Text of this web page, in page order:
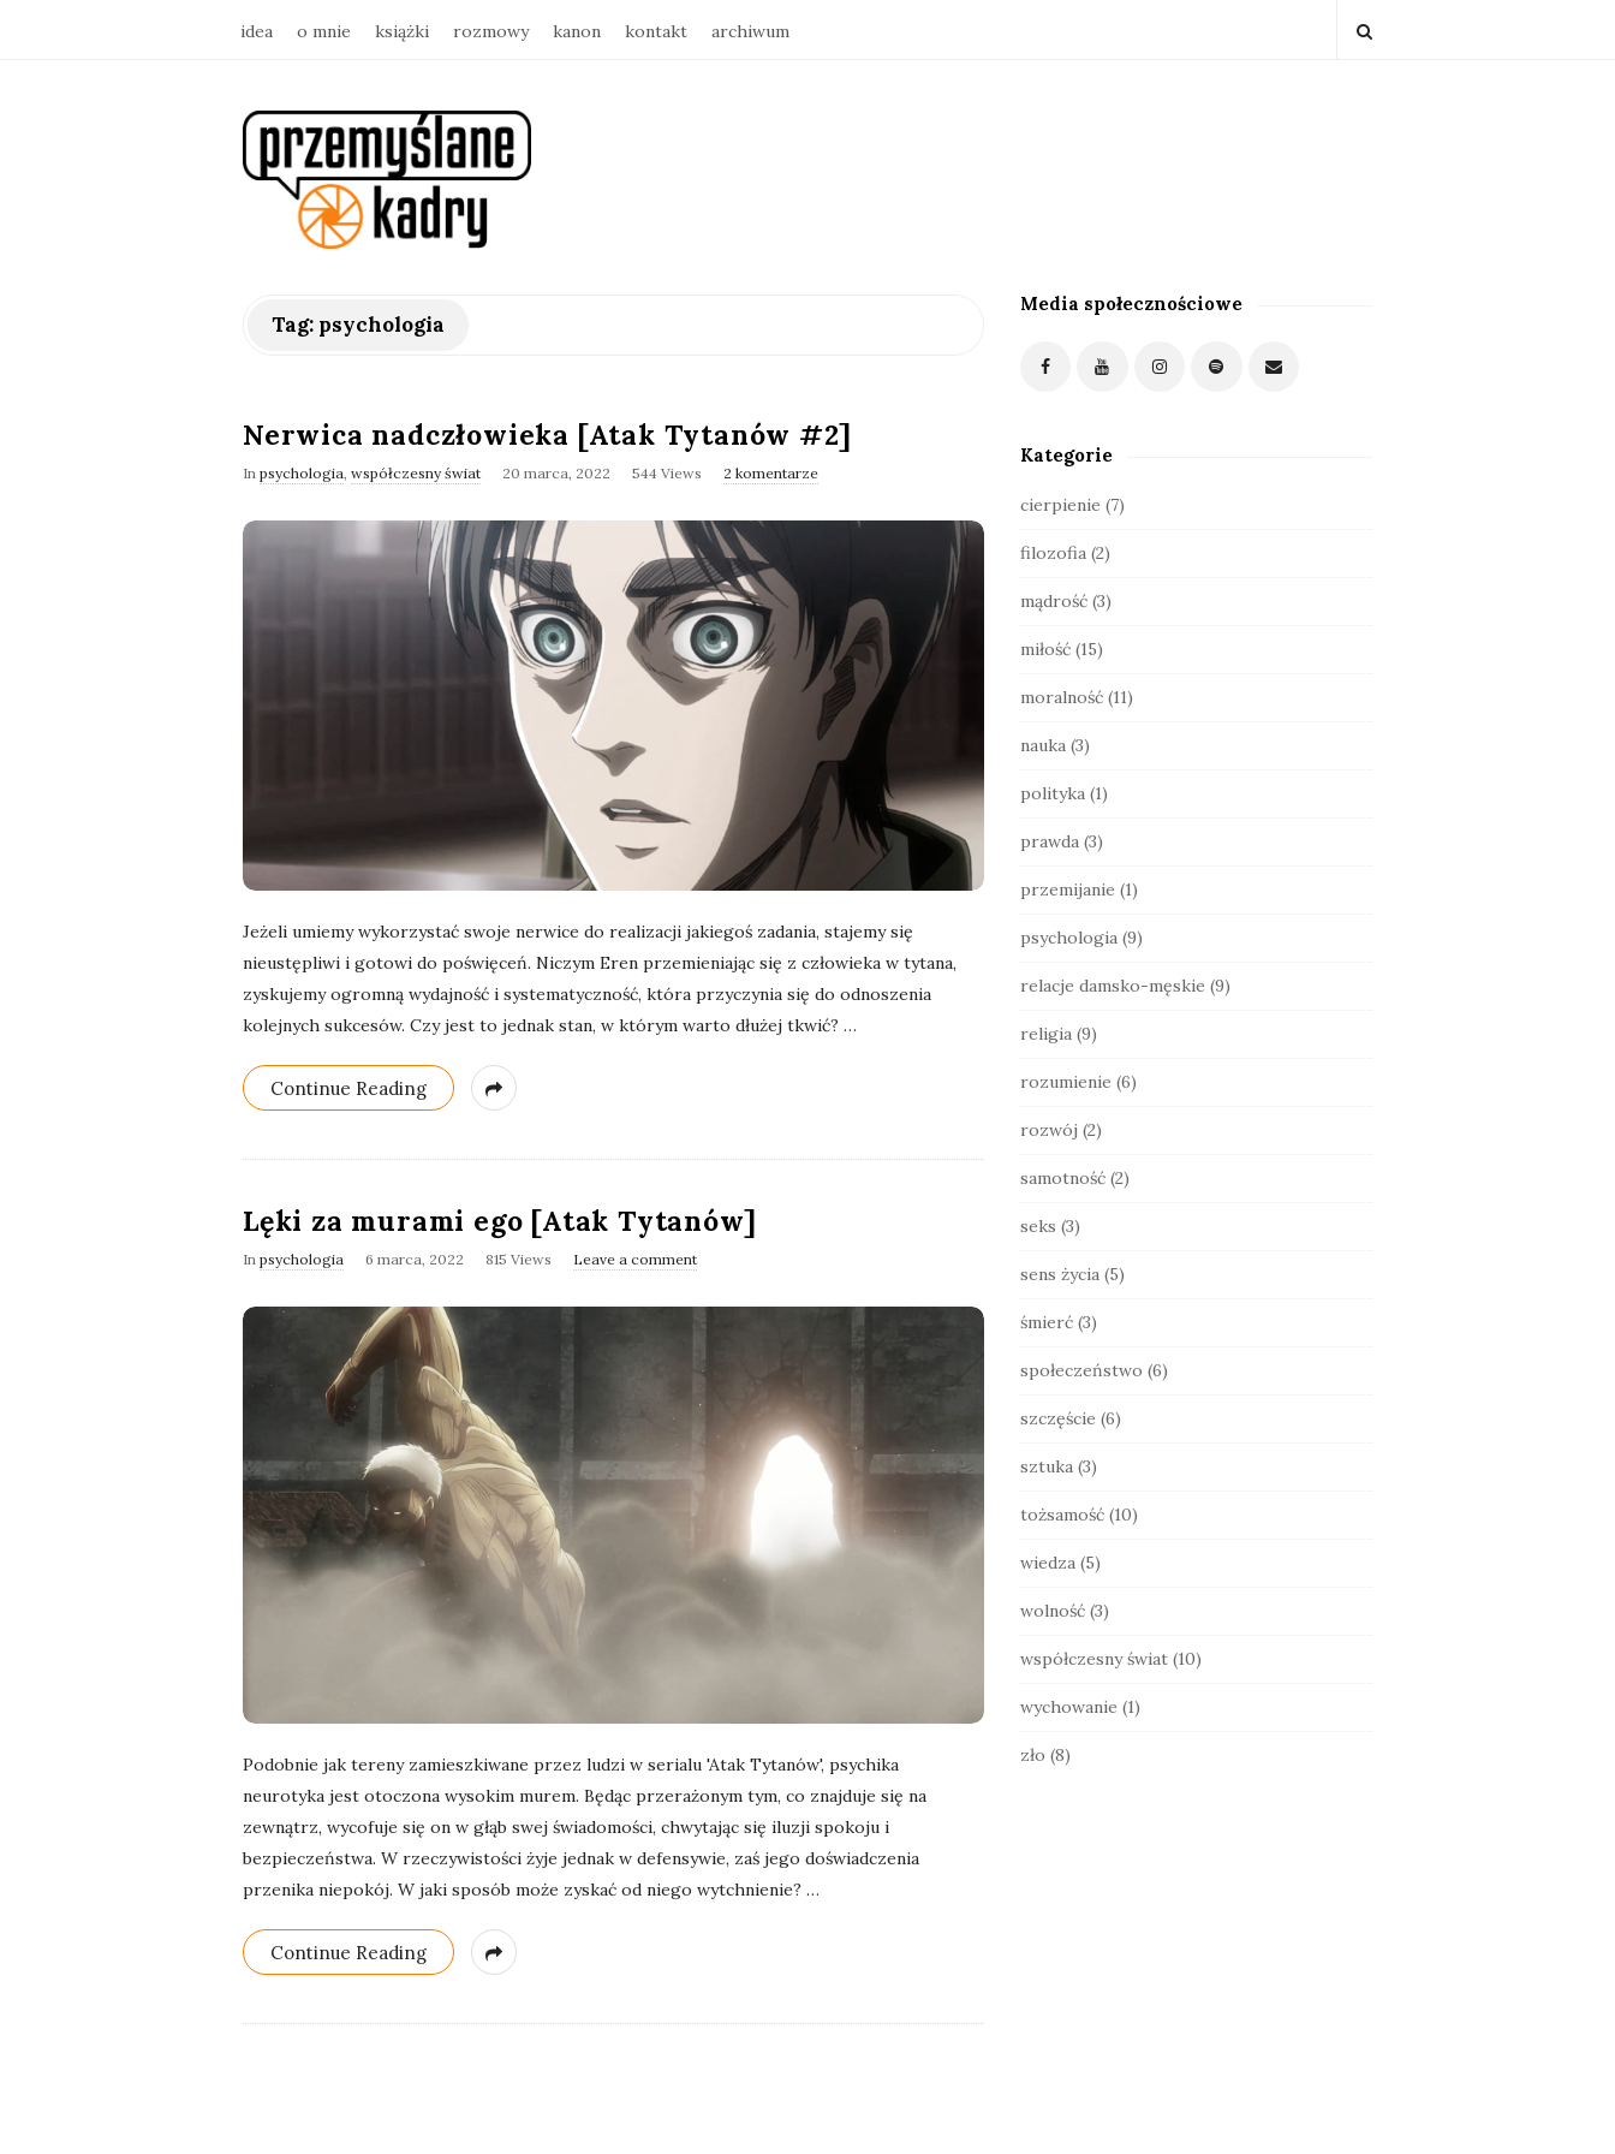
idea o mnie książki rozmowy kanon kontakt archiwum
p
y
ś
l
a
a
d
r
y
Tag: psychologia
Nerwica nadczłowieka [Atak Tytanów #2]
In psychologia współczesny świat 20 marca, 2022 544 Views 2 komentarze
Jeżeli umiemy wykorzystać swoje nerwice do realizacji jakiegoś zadania, stajemy się
nieustępliwi i gotowi do poświęceń. Niczym Eren przemieniając się z człowieka w tytana,
zyskujemy ogromną wydajność i systematyczność, która przyczynia się do odnoszenia
kolejnych sukcesów. Czy jest to jednak stan, w którym warto dłużej tkwić? …
Continue Reading
Lęki za murami ego [Atak Tytanów]
In psychologia 6 marca, 2022 815 Views Leave a comment
Podobnie jak tereny zamieszkiwane przez ludzi w serialu 'Atak Tytanów', psychika
neurotyka jest otoczona wysokim murem. Będąc przerażonym tym, co znajduje się na
zewnątrz, wycofuje się on w głąb swej świadomości, chwytając się iluzji spokoju i
bezpieczeństwa. W rzeczywistości żyje jednak w defensywie, zaś jego doświadczenia
przenika niepokój. W jaki sposób może zyskać od niego wytchnienie? …
Continue Reading
S
d
a
Media społecznościowe
Kategorie
cierpienie (7)
filozofia(2)
mądrość(3)
miłość(15)
moralność(11)
nauka(3)
polityka(1)
prawda(3)
przemijanie (1)
psychologia(9)
relacje damsko-męskie (9)
religia(9)
rozumienie (6)
rozwój (2)
samotność(2)
seks (3)
sens życia(5)
śmierć(3)
społeczeństwo (6)
szczęście (6)
sztuka(3)
tożsamość(10)
wiedza(5)
wolność(3)
współczesny świat(10)
wychowanie (1)
zło (8)